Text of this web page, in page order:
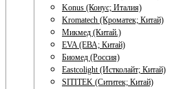
Konus (Конус; Италия)
Kromatech (Кроматек; Китай)
Микмед (Китай.)
EVA (ЕВА; Китай)
Биомед (Россия)
Eastcolight (Истколайт; Китай)
SITITEK (Сититек; Китай)